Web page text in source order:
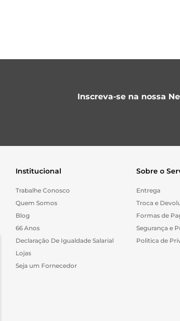
Inscreva-se na nossa
Institucional
Trabalhe Conosco
Quem Somos
Blog
66 Anos
Declaração De Igualdade Salarial
Lojas
Seja um Fornecedor
Sobre o
Entrega
Troca e
Formas de
Segurança e
Politica de